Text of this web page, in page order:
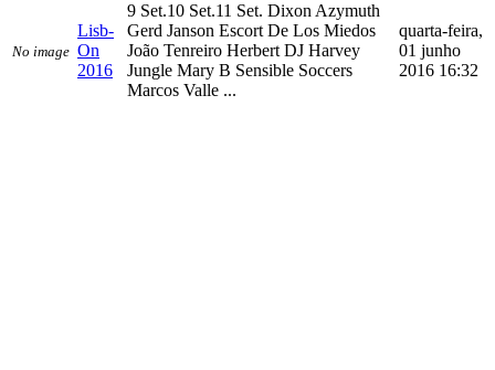
No image
Lisb-
On
2016
9 Set.10 Set.11 Set. Dixon Azymuth
Gerd Janson Escort De Los Miedos
João Tenreiro Herbert DJ Harvey
Jungle Mary B Sensible Soccers
Marcos Valle ...
quarta-feira,
01 junho
2016 16:32